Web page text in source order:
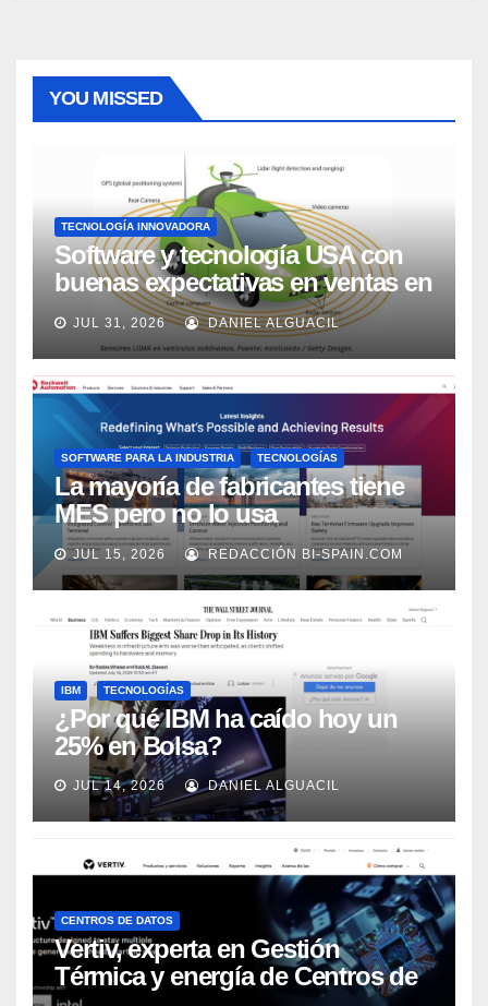
YOU MISSED
TECNOLOGÍA INNOVADORA
Software y tecnología USA con
buenas expectativas en ventas en
los próximos 2 años, según
Market Watch
JUL 31, 2026 DANIEL ALGUACIL
SOFTWARE PARA LA INDUSTRIA TECNOLOGÍAS
La mayoría de fabricantes tiene
MES pero no lo usa
adecuadamente, según Rockwell
Automation
JUL 15, 2026 REDACCIÓN BI-SPAIN.COM
IBM TECNOLOGÍAS
¿Por qué IBM ha caído hoy un
25% en Bolsa?
JUL 14, 2026 DANIEL ALGUACIL
CENTROS DE DATOS
Vertiv, experta en Gestión
Térmica y energía de Centros de